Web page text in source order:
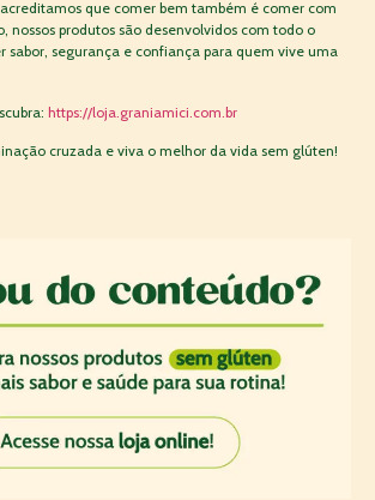
que comer bem também é comer com
nossos produtos são desenvolvidos com todo o
sabor, segurança e confiança para quem vive uma
https://loja.graniamici.com.br
cruzada e viva o melhor da vida sem glúten!